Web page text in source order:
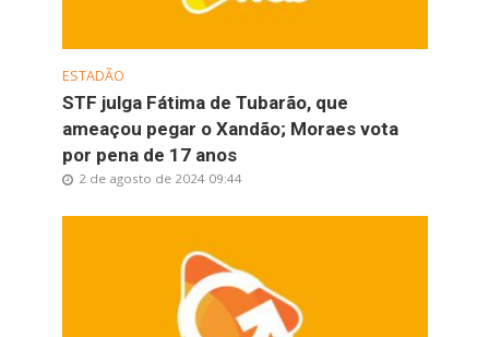
ESTADÃO
STF julga Fátima de Tubarão, que
ameaçou pegar o Xandão; Moraes vota
por pena de 17 anos
2 de agosto de 2024 09:44